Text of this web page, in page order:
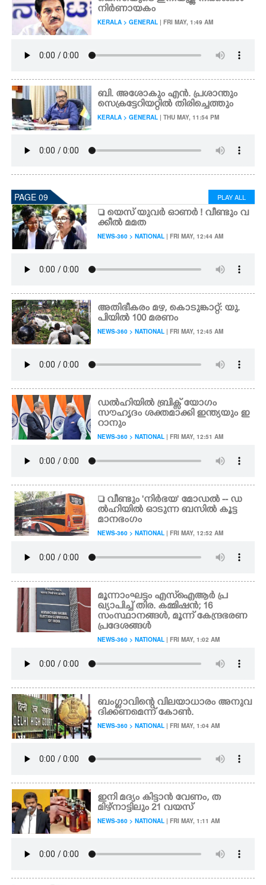
നിർണായകം
KERALA > GENERAL | FRI MAY, 1:49 AM
ബി. അശോകും എൻ. പ്രശാന്തും
സെക്രട്ടേറിയറ്റിൽ തിരിച്ചെത്തും
KERALA > GENERAL | THU MAY, 11:54 PM
PAGE 09 PLAY ALL
 യെസ് യുവർ ഓണ‌ർ ! വീണ്ടും വ
ക്കീൽ മമത
NEWS-360 > NATIONAL | FRI MAY, 12:44 AM
അതിഭീകരം മഴ,​ കൊടുങ്കാറ്റ്: യു.
പിയിൽ 100 മരണം
NEWS-360 > NATIONAL | FRI MAY, 12:45 AM
ഡൽഹിയിൽ ബ്രിക്സ് യോഗം
സൗഹൃദം ശക്തമാക്കി ഇന്ത്യയും ഇ
റാനും
NEWS-360 > NATIONAL | FRI MAY, 12:51 AM
 വീണ്ടും 'നിർഭയ' മോഡൽ -- ഡ
ൽഹിയിൽ ഓടുന്ന ബസിൽ കൂട്ട
മാനഭംഗം
NEWS-360 > NATIONAL | FRI MAY, 12:52 AM
മൂന്നാംഘട്ടം എസ്ഐആർ പ്ര
ഖ്യാപിച്ച് തിര. കമ്മിഷൻ; 16
സംസ്ഥാനങ്ങൾ, മൂന്ന് കേന്ദ്രഭരണ
പ്രദേശങ്ങൾ
NEWS-360 > NATIONAL | FRI MAY, 1:02 AM
ബംഗ്ലാവിന്റെ വിലയാധാരം അനുവ
ദിക്കണമെന്ന് കോൺ.
NEWS-360 > NATIONAL | FRI MAY, 1:04 AM
ഇനി മദ്യം കിട്ടാൻ വേണം,​ ത
മിഴ്നാട്ടിലും 21 വയസ്
NEWS-360 > NATIONAL | FRI MAY, 1:11 AM